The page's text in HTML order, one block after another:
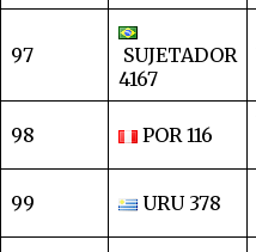
97
SUJETADOR
4167
98 POR 116
99 URU 378